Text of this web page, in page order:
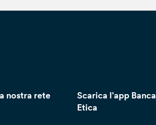
nostra rete
Scarica l'app Banca
Etica